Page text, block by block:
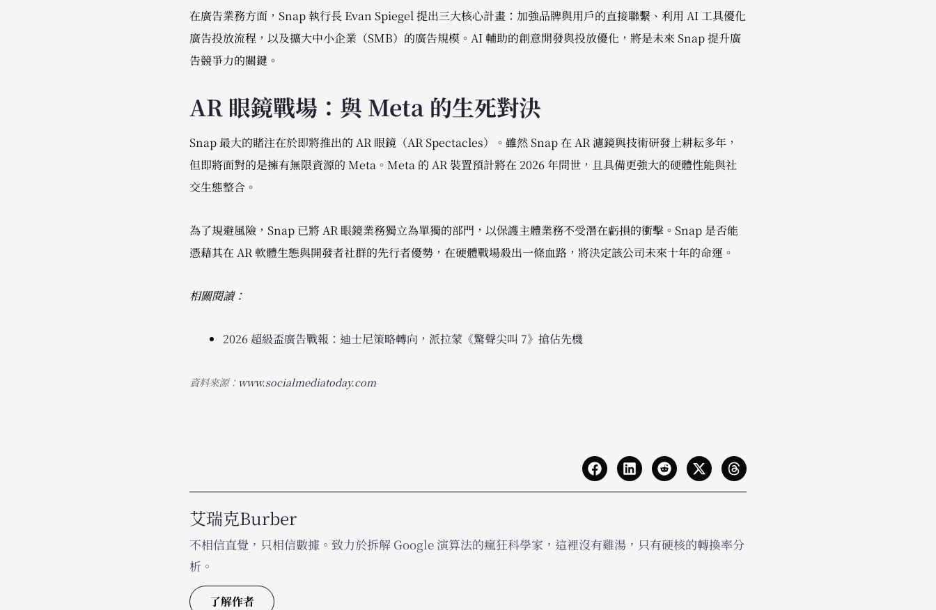
在廣告業務方面，Snap 執行長 Evan Spiegel 提出三大核心計畫：加強品牌與用戶的直接聯繫、利用 AI 工具優化
廣告投放流程，以及擴大中小企業（SMB）的廣告規模。AI 輔助的創意開發與投放優化，將是未來 Snap 提升廣
告競爭力的關鍵。
AR 眼鏡戰場：與 Meta 的生死對決
Snap 最大的賭注在於即將推出的 AR 眼鏡（AR Spectacles）。雖然 Snap 在 AR 濾鏡與技術研發上耕耘多年，
但即將面對的是擁有無限資源的 Meta。Meta 的 AR 裝置預計將在 2026 年問世，且具備更強大的硬體性能與社
交生態整合。
為了規避風險，Snap 已將 AR 眼鏡業務獨立為單獨的部門，以保護主體業務不受潛在虧損的衝擊。Snap 是否能
憑藉其在 AR 軟體生態與開發者社群的先行者優勢，在硬體戰場殺出一條血路，將決定該公司未來十年的命運。
相關閱讀：
2026 超級盃廣告戰報：迪士尼策略轉向，派拉蒙《驚聲尖叫 7》搶佔先機
資料來源：www.socialmediatoday.com
艾瑞克Burber
不相信直覺，只相信數據。致力於拆解 Google 演算法的瘋狂科學家，這裡沒有雞湯，只有硬核的轉換率分
析。
了解作者